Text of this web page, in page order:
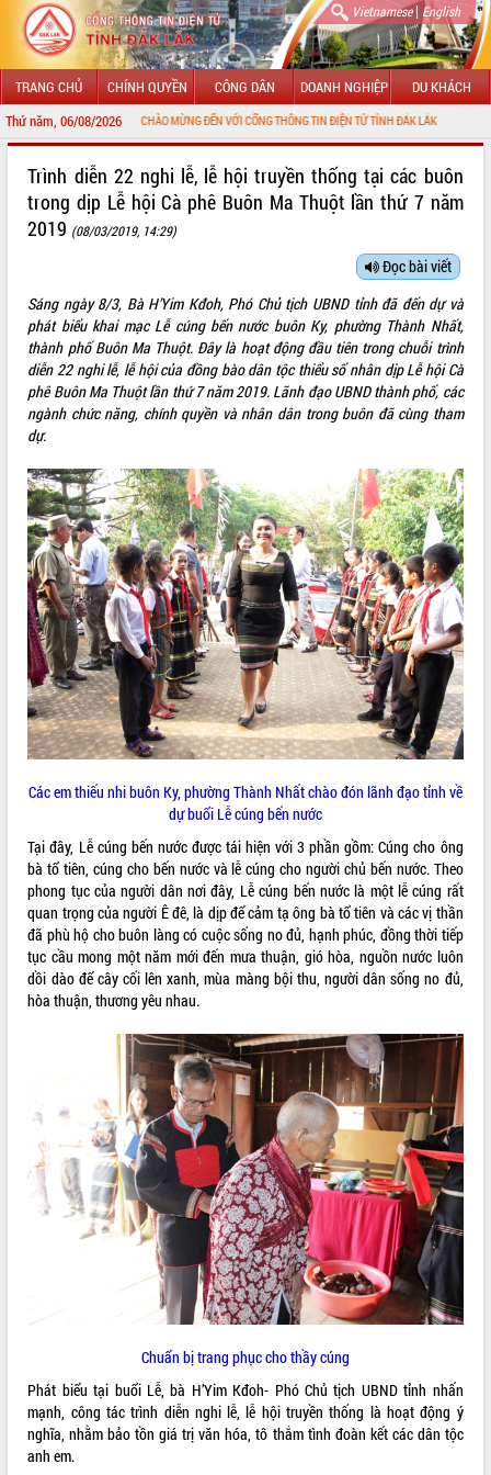
Vietnamese| English
TRANG CHỦ CHÍNH QUYỀN CÔNG DÂN DOANH NGHIỆP DU KHÁCH
Thứ năm, 06/08/2026
CHÀO MỪNG ĐẾN VỚI CỔNG THÔNG TIN ĐIỆN TỬ TỈNH ĐẮK LẮK
LÃNH ĐẠO UBND TỈNH
SỞ, BAN, NGÀNH
UBND CÁC XÃ, PHƯỜNG
THÔNG TIN CHỈ ĐẠO ĐIỀU HÀNH
HỆ THỐNG VĂN BẢN
VĂN BẢN HĐND TỈNH
ĐIỂM TIN VĂN BẢN
QUY HOẠCH - KẾ HOẠCH
VIDEO
Bí thư Tỉnh ủy Lương Nguyễn Minh
Triết thăm, tặng quà người có công với
Rà soát, hoàn thiện hệ thống thiết chế
văn hóa, thể thao đáp ứng yêu cầu
mặt Đoàn chuyên gia y tế TP. Hồ Chí
Minh
Lễ truy điệu và an táng hài cốt liệt sĩ
tại Nghĩa trang Liệt sĩ xã Sơn Hòa
ALBUM ẢNH
Trình diễn 22 nghi lễ, lễ hội truyền thống tại các buôn
trong dịp Lễ hội Cà phê Buôn Ma Thuột lần thứ 7 năm
2019 (08/03/2019, 14:29)
Đọc bài viết
Sáng ngày 8/3, Bà H’Yim Kđoh, Phó Chủ tịch UBND tỉnh đã đến dự và
phát biểu khai mạc Lễ cúng bến nước buôn Ky, phường Thành Nhất,
thành phố Buôn Ma Thuột. Đây là hoạt động đầu tiên trong chuỗi trình
diễn 22 nghi lễ, lễ hội của đồng bào dân tộc thiểu số nhân dịp Lễ hội Cà
phê Buôn Ma Thuột lần thứ 7 năm 2019. Lãnh đạo UBND thành phố, các
ngành chức năng, chính quyền và nhân dân trong buôn đã cùng tham
dự.
Các em thiếu nhi buôn Ky, phường Thành Nhất chào đón lãnh đạo tỉnh về
dự buổi Lễ cúng bến nước
Tại đây, Lễ cúng bến nước được tái hiện với 3 phần gồm: Cúng cho ông
bà tổ tiên, cúng cho bến nước và lễ cúng cho người chủ bến nước. Theo
phong tục của người dân nơi đây, Lễ cúng bến nước là một lễ cúng rất
quan trọng của người Ê đê, là dịp để cảm tạ ông bà tổ tiên và các vị thần
đã phù hộ cho buôn làng có cuộc sống no đủ, hạnh phúc, đồng thời tiếp
tục cầu mong một năm mới đến mưa thuận, gió hòa, nguồn nước luôn
dồi dào để cây cối lên xanh, mùa màng bội thu, người dân sống no đủ,
hòa thuận, thương yêu nhau.
Chuẩn bị trang phục cho thầy cúng
Phát biểu tại buổi Lễ, bà H’Yim Kđoh- Phó Chủ tịch UBND tỉnh nhấn
mạnh, công tác trình diễn nghi lễ, lễ hội truyền thống là hoạt động ý
nghĩa, nhằm bảo tồn giá trị văn hóa, tô thắm tình đoàn kết các dân tộc
anh em.